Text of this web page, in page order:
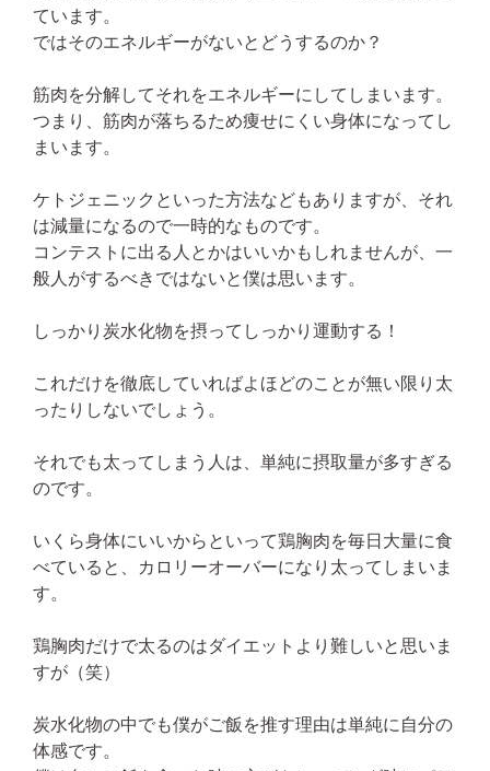
ています。
ではそのエネルギーがないとどうするのか？
筋肉を分解してそれをエネルギーにしてしまいます。
つまり、筋肉が落ちるため痩せにくい身体になってし
まいます。
ケトジェニックといった方法などもありますが、それ
は減量になるので一時的なものです。
コンテストに出る人とかはいいかもしれませんが、一
般人がするべきではないと僕は思います。
しっかり炭水化物を摂ってしっかり運動する！
これだけを徹底していればよほどのことが無い限り太
ったりしないでしょう。
それでも太ってしまう人は、単純に摂取量が多すぎる
のです。
いくら身体にいいからといって鶏胸肉を毎日大量に食
べていると、カロリーオーバーになり太ってしまいま
す。
鶏胸肉だけで太るのはダイエットより難しいと思いま
すが（笑）
炭水化物の中でも僕がご飯を推す理由は単純に自分の
体感です。